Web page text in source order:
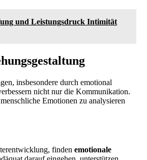
und Leistungsdruck Intimität
insbesondere durch emotional
nicht nur die Kommunikation.
Emotionen zu analysieren
finden emotionale